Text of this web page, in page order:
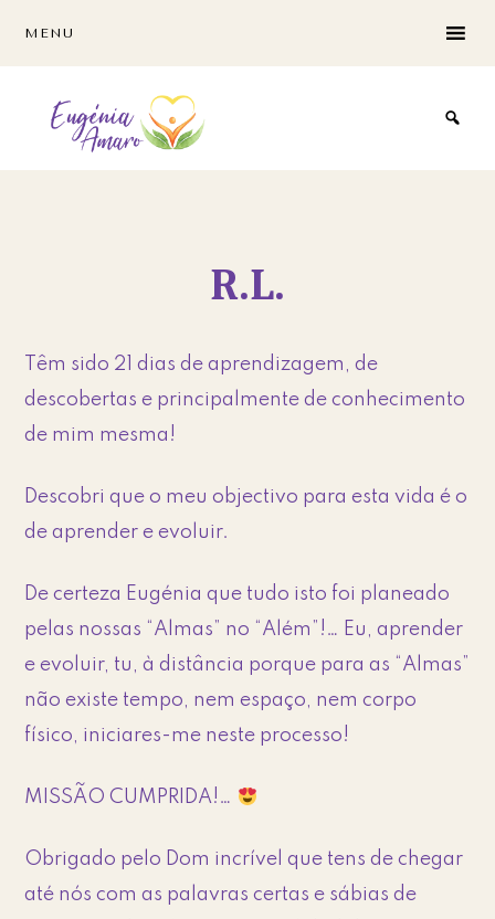
content
MENU
R.L.
Têm sido 21 dias de aprendizagem, de
descobertas e principalmente de conhecimento
de mim mesma!
Descobri que o meu objectivo para esta vida é o
de aprender e evoluir.
De certeza Eugénia que tudo isto foi planeado
pelas nossas “Almas” no “Além”!… Eu, aprender
e evoluir, tu, à distância porque para as “Almas”
não existe tempo, nem espaço, nem corpo
físico, iniciares-me neste processo!
MISSÃO CUMPRIDA!…
Obrigado pelo Dom incrível que tens de chegar
até nós com as palavras certas e sábias de